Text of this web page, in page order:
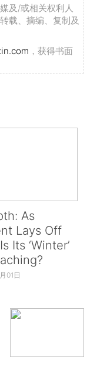
及/或相关权利人
载、摘编、复制及
，获得书面
As
Lays Off
Its ‘Winter’
01日